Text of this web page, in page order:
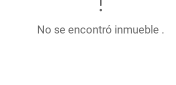
No se encontró inmueble .